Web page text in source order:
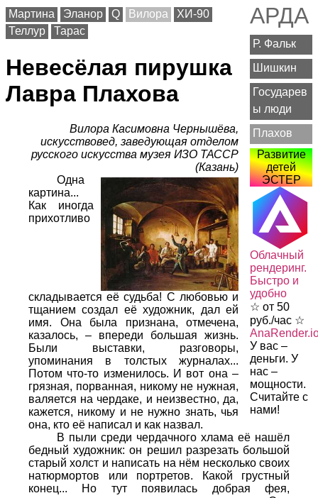
АРДА
Р. Фальк
Шишкин
Государев
ы люди
Плахов
Развитие
детей
ЭСТЕР
Облачный
рендеринг.
Быстро и
удобно
☆ от 50
руб./час ☆
У вас –
деньги. У
нас –
мощности.
Считайте с
нами!
Мартина Эланор Q Вилора
ХИ-90
Теллур
Тарас
Невесёлая пирушка
Лавра Плахова
Вилора Касимовна Чернышёва,
искусствовед, заведующая отделом
русского искусства музея ИЗО ТАССР
(Казань)
Одна
картина...
Как иногда
прихотливо
складывается её судьба! С любовью и
тщанием создал её художник, дал ей
имя. Она была признана, отмечена,
казалось, – впереди большая жизнь.
Были выставки, разговоры,
упоминания в толстых журналах...
Потом что-то изменилось. И вот она –
грязная, порванная, никому не нужная,
валяется на чердаке, и неизвестно, да,
кажется, никому и не нужно знать, чья
она, кто её написал и как назвал.
В пыли среди чердачного хлама её нашёл
бедный художник: он решил разрезать большой
старый холст и написать на нём несколько своих
натюрмортов или портретов. Какой грустный
конец... Но тут появилась добрая фея,